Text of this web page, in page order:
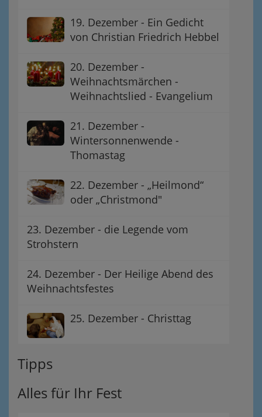
19. Dezember - Ein Gedicht
von Christian Friedrich Hebbel
20. Dezember -
Weihnachtsmärchen -
Weihnachtslied - Evangelium
21. Dezember -
Wintersonnenwende -
Thomastag
22. Dezember - „Heilmond“
oder „Christmond"
23. Dezember - die Legende vom
Strohstern
24. Dezember - Der Heilige Abend des
Weihnachtsfestes
25. Dezember - Christtag
Tipps
Alles für Ihr Fest